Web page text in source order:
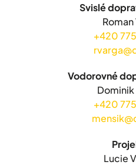
Svislé
+420
Vodorovné
Dominik
+420
Lucie